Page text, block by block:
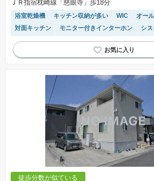
ＪＲ指宿枕崎線「慈眼寺」歩18分
浴室乾燥機 キッチン収納が多い WIC
オー
対面キッチン
モニター付きインターホン
シ
温水洗浄便座
平坦地 トイレ2個以上
IHクッ
閑静な住宅地
徒歩分数が似ている